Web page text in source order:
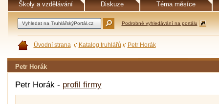
Školy a vzdělávání
Diskuze Téma měsíce
Podrobné vyhledávání na portálu
Úvodní strana Katalog truhlářů Petr Horák
Petr Horák
Petr Horák - profil firmy